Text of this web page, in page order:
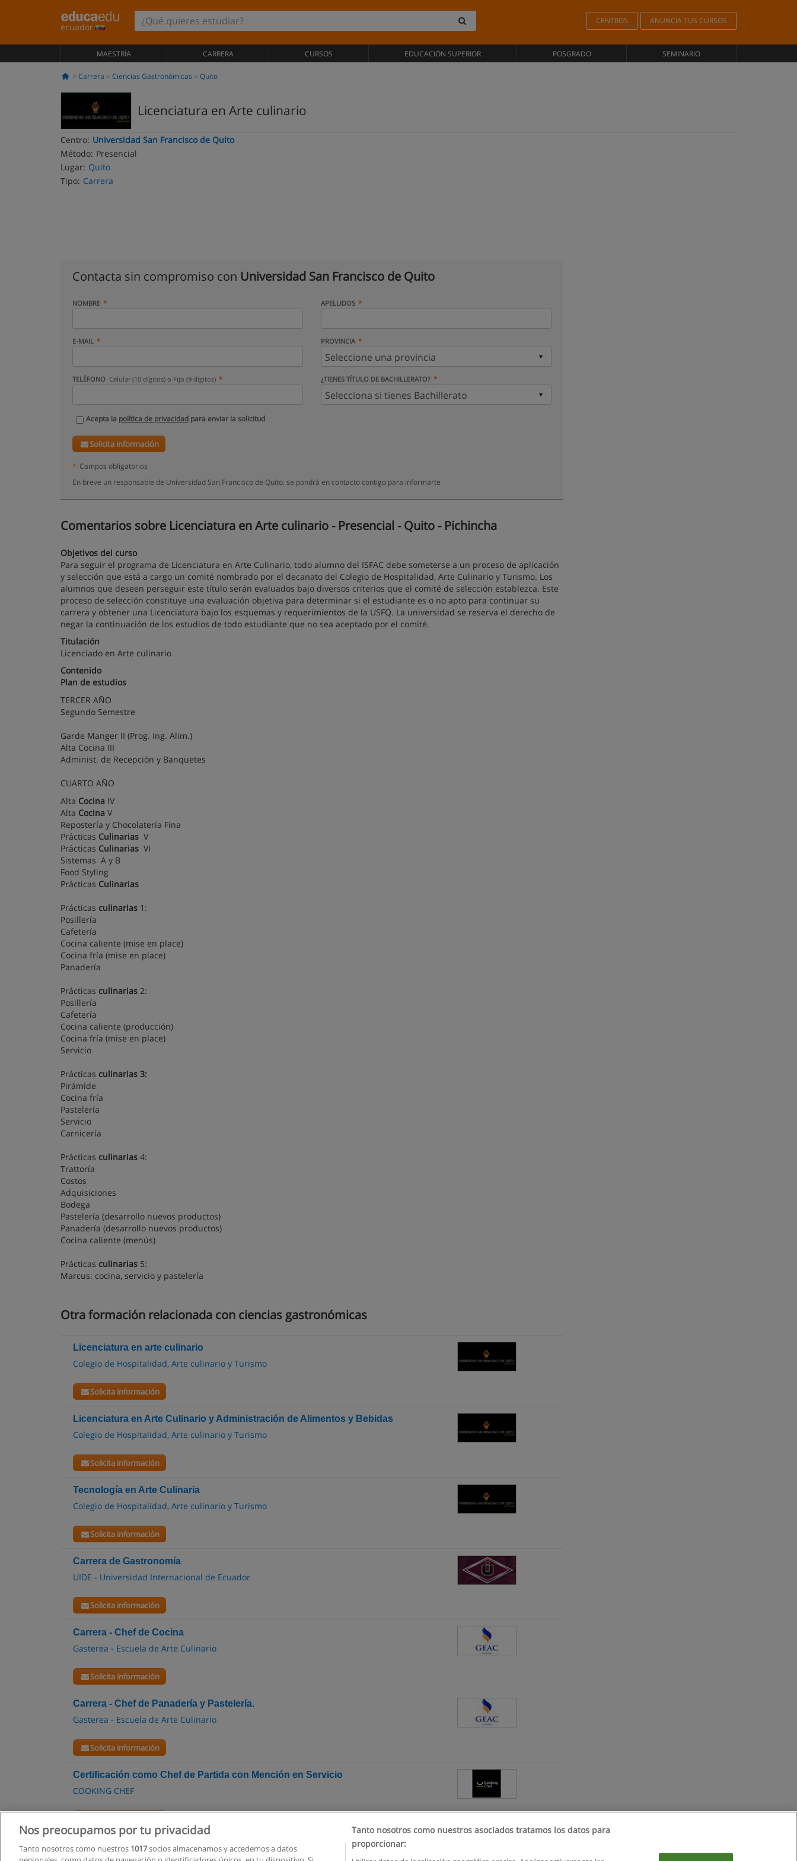
ecuador
CENTROS ANUNCIA TUS CURSOS
MAESTRÍA CARRERA CURSOS EDUCACIÓN SUPERIOR POSGRADO SEMINARIO
Carrera Ciencias Gastronómicas Quito
Licenciatura en Arte culinario
Centro: Universidad San Francisco de Quito
Método: Presencial
Lugar: Quito
Tipo: Carrera
Contacta sin compromiso con Universidad San Francisco de Quito
NOMBRE APELLIDOS
E-MAIL PROVINCIA
TELÉFONO Celular (10 dígitos) o Fijo (9 dígitos) ¿TIENES TÍTULO DE BACHILLERATO?
Acepta la política de privacidad para enviar la solicitud
Solicita información
* Campos obligatorios
En breve un responsable de Universidad San Francisco de Quito, se pondrá en contacto contigo para informarte
Comentarios sobre Licenciatura en Arte culinario - Presencial - Quito - Pichincha
Objetivos del curso
Para seguir el programa de Licenciatura en Arte Culinario, todo alumno del ISFAC debe someterse a un proceso de aplicación
y selección que está a cargo un comité nombrado por el decanato del Colegio de Hospitalidad, Arte Culinario y Turismo. Los
alumnos que deseen perseguir este título serán evaluados bajo diversos criterios que el comité de selección establezca. Este
proceso de selección constituye una evaluación objetiva para determinar si el estudiante es o no apto para continuar su
carrera y obtener una Licenciatura bajo los esquemas y requerimientos de la USFQ. La universidad se reserva el derecho de
negar la continuación de los estudios de todo estudiante que no sea aceptado por el comité.
Titulación
Licenciado en Arte culinario
Contenido
Plan de estudios
TERCER AÑO
Segundo Semestre
Garde Manger II (Prog. Ing. Alim.)
Alta Cocina III
Administ. de Recepción y Banquetes
CUARTO AÑO
Alta Cocina IV
Alta Cocina V
Repostería y Chocolatería Fina
Prácticas Culinarias V
Prácticas Culinarias VI
Sistemas A y B
Food Styling
Prácticas Culinarias
Prácticas culinarias 1:
Posillería
Cafetería
Cocina caliente (mise en place)
Cocina fría (mise en place)
Panadería
Prácticas culinarias 2:
Posillería
Cafetería
Cocina caliente (producción)
Cocina fría (mise en place)
Servicio
Prácticas culinarias 3:
Pirámide
Cocina fría
Pastelería
Servicio
Carnicería
Prácticas culinarias 4:
Trattoría
Costos
Adquisiciones
Bodega
Pastelería (desarrollo nuevos productos)
Panadería (desarrollo nuevos productos)
Cocina caliente (menús)
Prácticas culinarias 5:
Marcus: cocina, servicio y pastelería
Otra formación relacionada con ciencias gastronómicas
Licenciatura en arte culinario
Colegio de Hospitalidad, Arte culinario y Turismo
Solicita información
Licenciatura en Arte Culinario y Administración de Alimentos y Bebidas
Colegio de Hospitalidad, Arte culinario y Turismo
Solicita información
Tecnología en Arte Culinaria
Colegio de Hospitalidad, Arte culinario y Turismo
Solicita información
Carrera de Gastronomía
UIDE - Universidad Internacional de Ecuador
Solicita información
Carrera - Chef de Cocina
Gasterea - Escuela de Arte Culinario
Solicita información
Carrera - Chef de Panadería y Pastelería.
Gasterea - Escuela de Arte Culinario
Solicita información
Certificación como Chef de Partida con Mención en Servicio
COOKING CHEF
Nos preocupamos por tu privacidad
Tanto nosotros como nuestros 1017socios almacenamos y accedemos a datos
Tanto nosotros como nuestros asociados tratamos los datos para
proporcionar: